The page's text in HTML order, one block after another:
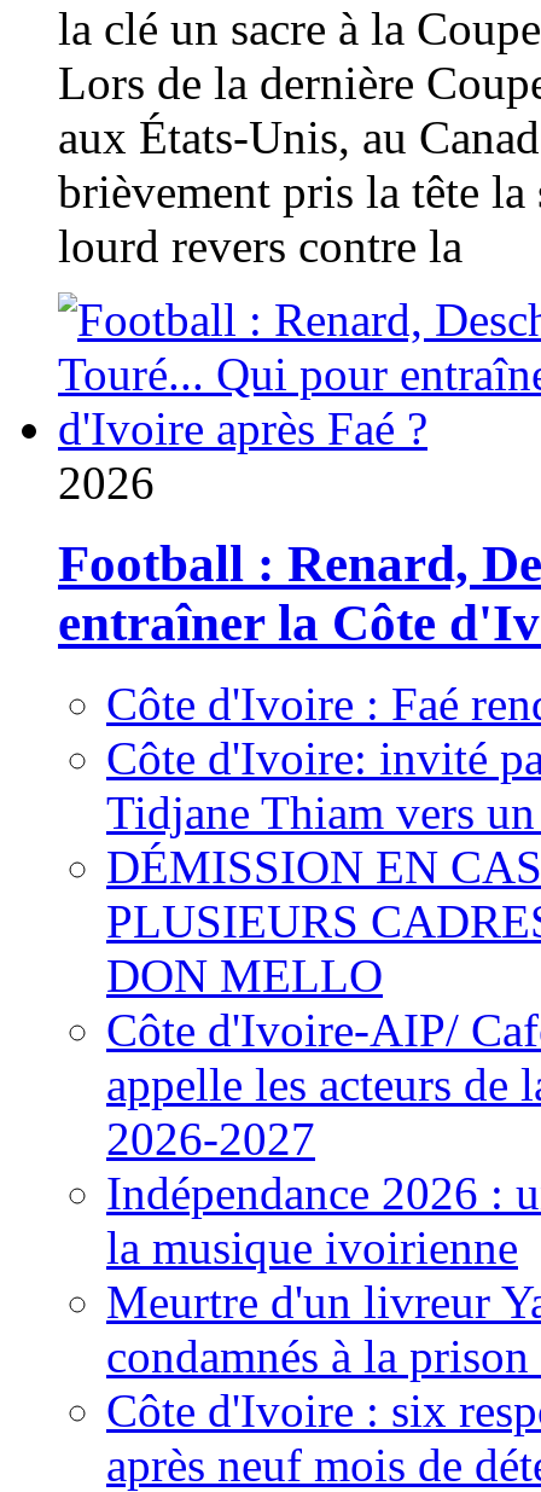
la clé un sacre à la
Lors de la dernière
aux États-Unis, au
brièvement pris la tête
lourd revers contre la
2026
Football : Renard,
entraîner la Côte
Côte d'Ivoire : Faé
Côte d'Ivoire: invité
Tidjane Thiam vers
DÉMISSION EN
PLUSIEURS
DON MELLO
Côte d'Ivoire-AIP/
appelle les acteurs de
2026-2027
Indépendance 2026 :
la musique ivoirienne
Meurtre d'un livreur
condamnés à la
Côte d'Ivoire : six
après neuf mois de